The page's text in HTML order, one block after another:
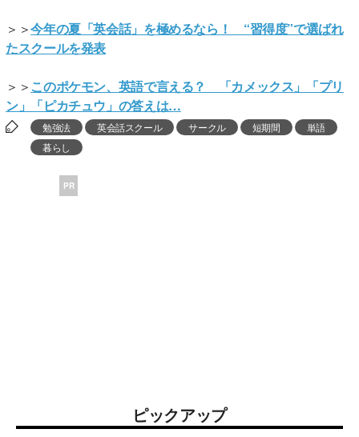
＞＞今年の夏「英会話」を極めるなら！ “習得度”で選ばれ
たスクールを発表
＞＞ このポケモン、英語で言える？ 「カメックス」「プリ
ン」「ピカチュウ」の答えは…
勉強法 英会話スクール サークル 短期間
単語
暮らし
PR
ピックアップ